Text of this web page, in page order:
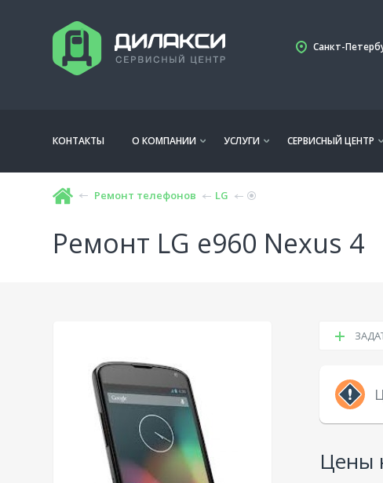
Санкт-
КОНТАКТЫ О КОМПАНИИ УСЛУГИ СЕРВИСНЫЙ ЦЕНТР
Ремонт телефонов LG
Ремонт LG e960 Nexus 4
Цены